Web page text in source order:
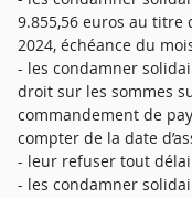
9.855,56 euros au titre
2024, échéance du
- les condamner
droit sur les sommes
commandement de
compter de la date
- leur refuser tout
- les condamner